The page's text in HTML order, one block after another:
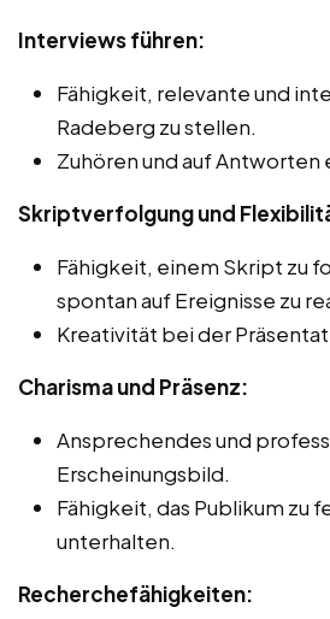
Interviews führen:
Fähigkeit, relevante und
Radeberg zu stellen.
Zuhören und auf Antworten
Skriptverfolgung und
Fähigkeit, einem Skript zu
spontan auf Ereignisse zu
Kreativität bei der
Charisma und Präsenz:
Ansprechendes und
Erscheinungsbild.
Fähigkeit, das Publikum zu
unterhalten.
Recherchefähigkeiten: